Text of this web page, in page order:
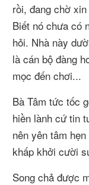
rồi, đang chờ
Biết nó chưa có
hỏi. Nhà này
là cán bộ đàng
mọc đến chơi...
Bà Tâm tức tốc
hiền lành cứ tin
nên yên tâm
khấp khởi cười
Song chả được